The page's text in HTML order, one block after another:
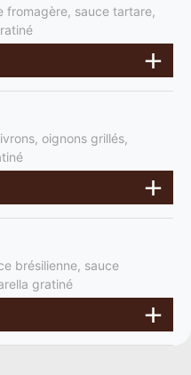
fromagère, sauce tartare,
oignons grillés,
brésilienne, sauce
gratiné